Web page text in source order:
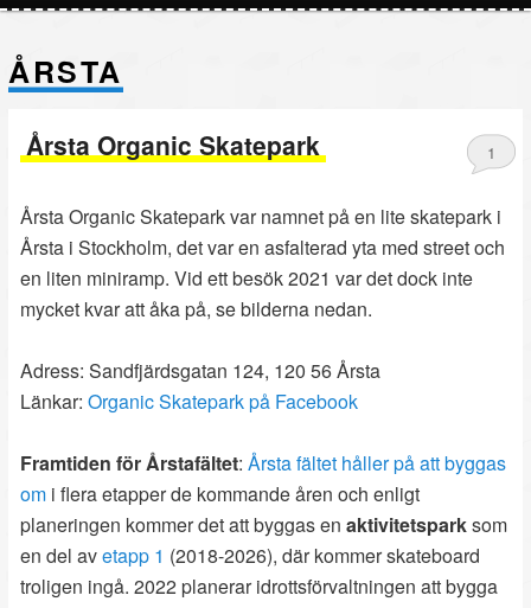
TILL
PRIMÄRT
INNEHÅLL
TILL
SEKUNDÄRT
INNEHÅLL
ÅRSTA
Årsta Organic Skatepark 1
Årsta Organic Skatepark var namnet på en lite skatepark i
Årsta i Stockholm, det var en asfalterad yta med street och
en liten miniramp. Vid ett besök 2021 var det dock inte
mycket kvar att åka på, se bilderna nedan.
Adress: Sandfjärdsgatan 124, 120 56 Årsta
Länkar:Organic Skatepark på Facebook
Framtiden för Årstafältet:Årsta fältet håller på att byggas
om i flera etapper de kommande åren och enligt
planeringen kommer det att byggas enaktivitetsparksom
en del avetapp 1 (2018-2026), där kommer skateboard
troligen ingå. 2022 planerar idrottsförvaltningen att bygga